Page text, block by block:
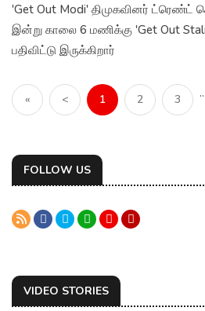
'Get Out Modi' திமுகவினர் ட்ரெண்ட்
இன்று காலை 6 மணிக்கு 'Get Out
பதிவிட்டு இருக்கிறார்
« < 1 2 3 ...
FOLLOW US
VIDEO STORIES